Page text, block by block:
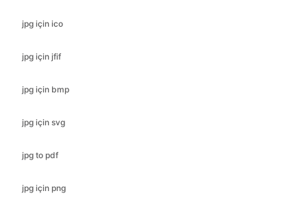
jpg için ico
jpg için jfif
jpg için bmp
jpg için svg
jpg to pdf
jpg için png